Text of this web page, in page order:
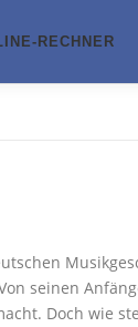
RECHNER
seinen
Doch wie